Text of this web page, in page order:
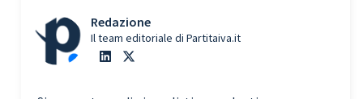
Redazione
Il team editoriale di Partitaiva.it